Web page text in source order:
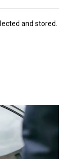
and stored.